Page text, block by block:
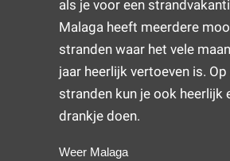
als je voor een
Malaga heeft meerdere
stranden waar het vele
jaar heerlijk vertoeven is. Op
stranden kun je ook heerlijk
drankje doen.
Weer Malaga